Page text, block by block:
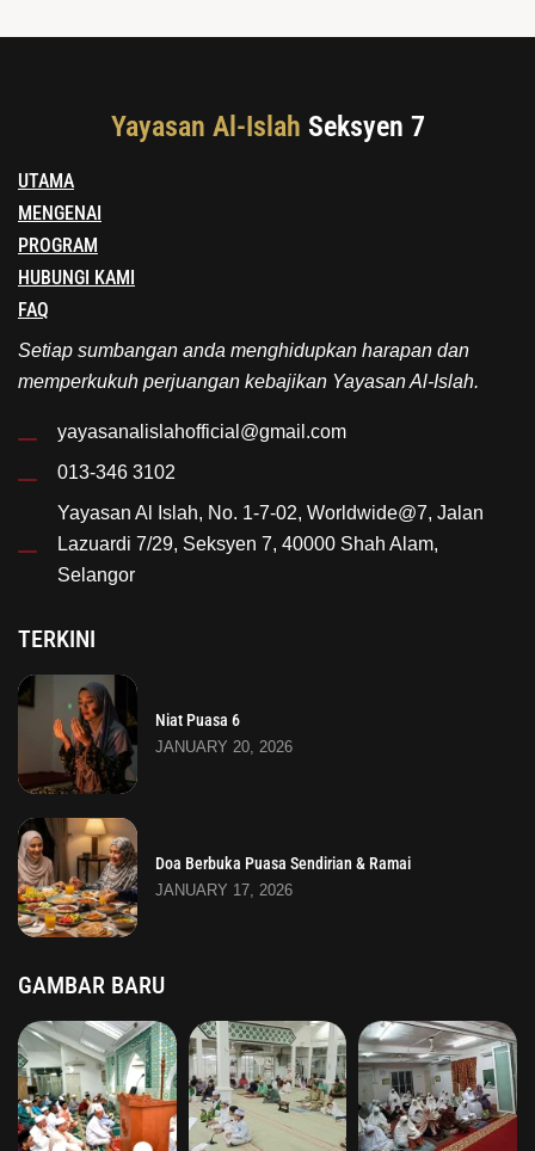
Yayasan Al-Islah Seksyen 7
UTAMA
MENGENAI
PROGRAM
HUBUNGI KAMI
FAQ
Setiap sumbangan anda menghidupkan harapan dan
memperkukuh perjuangan kebajikan Yayasan Al-Islah.
yayasanalislahofficial@gmail.com
013-346 3102
Yayasan Al Islah, No. 1-7-02, Worldwide@7, Jalan
Lazuardi 7/29, Seksyen 7, 40000 Shah Alam,
Selangor
TERKINI
Niat Puasa 6
JANUARY 20, 2026
Doa Berbuka Puasa Sendirian & Ramai
JANUARY 17, 2026
GAMBAR BARU